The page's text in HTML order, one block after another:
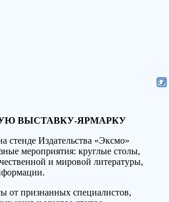
ВЫСТАВКУ-ЯРМАРКУ
Издательства «Эксмо»
мероприятия: круглые столы,
и мировой литературы,
от признанных специалистов,